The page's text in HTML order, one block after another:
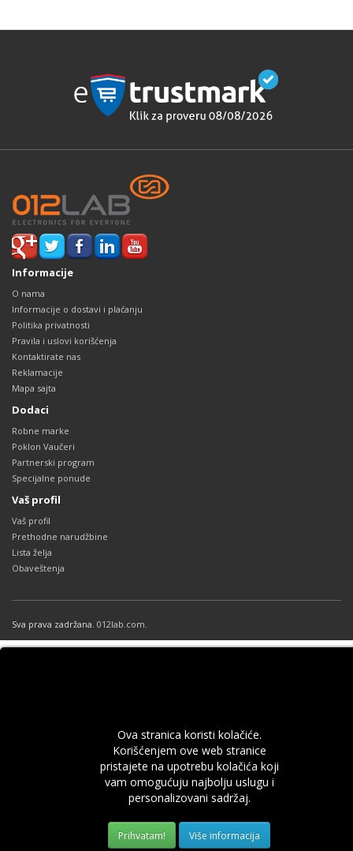
Ova stranica koristi kolačiće.
Korišćenjem ove web stranice
pristajete na upotrebu kolačića koji
vam omogućuju najbolju uslugu i
personalizovani sadržaj.
Više informacija
Informacije
O nama
Informacije o dostavi i plaćanju
Politika privatnosti
Pravila i uslovi korišćenja
Kontaktirate nas
Reklamacije
Mapa sajta
Dodaci
Robne marke
Poklon Vaučeri
Partnerski program
Specijalne ponude
Vaš profil
Vaš profil
Prethodne narudžbine
Lista želja
Obaveštenja
Sva prava zadržana. 012lab.com.